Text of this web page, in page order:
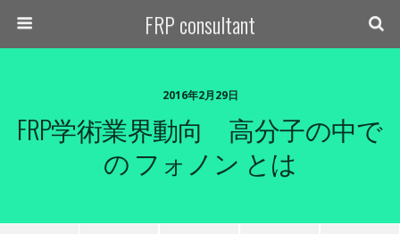
FRP consultant
2016年2月29日
FRP学術業界動向 高分子の中で
の フォノン とは